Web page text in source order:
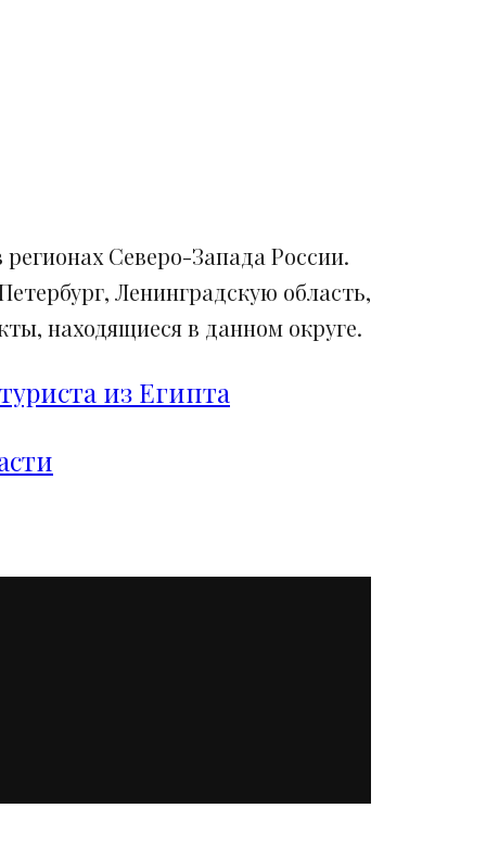
Северо-Запада России.
Ленинградскую область,
находящиеся в данном округе.
из Египта